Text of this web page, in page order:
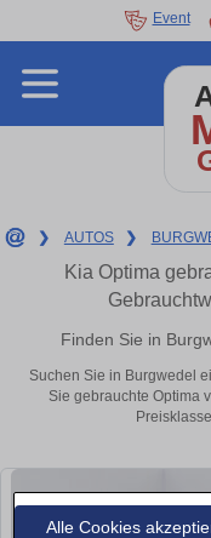
Alle Cookies
Event
❯ AUTOS ❯
Kia Optima
Finden Sie in
Suchen Sie in Burgwedel
Sie gebrauchte Optima